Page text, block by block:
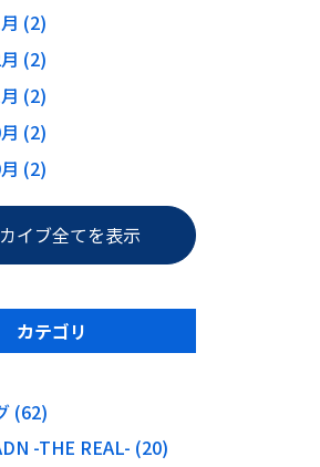
(2)
(2)
(2)
(2)
(2)
イブ全てを表示
カテゴリ
(62)
-THE REAL- (20)